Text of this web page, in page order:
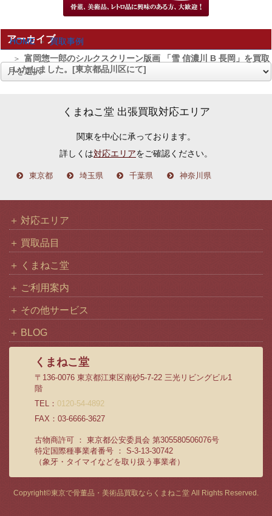
HOME
買取事例
富岡惣一郎のシルクスクリーン版画 「雪 信濃川 B 長岡」を買取
いたしました。[東京都品川区にて]
アーカイブ
くまねこ堂 出張買取対応エリア
関東を中心に承っております。
詳しくは対応エリアをご確認ください。
東京都 埼玉県 千葉県 神奈川県
対応エリア
買取品目
くまねこ堂
ご利用案内
その他サービス
BLOG
くまねこ堂
〒136-0076 東京都江東区南砂5-7-22 三光リビングビル1
階
TEL： 0120-54-4892
FAX：03-6666-3627
古物商許可 ： 東京都公安委員会 第305580506076号
特定国際種事業者番号 ： S-3-13-30742
（象牙・タイマイなどを取り扱う事業者）
Copyright©東京で骨董品・美術品買取ならくまねこ堂 All Rights Reserved.